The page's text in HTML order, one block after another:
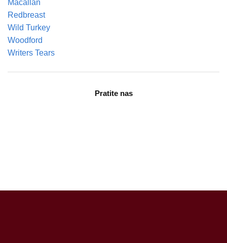
Macallan
Redbreast
Wild Turkey
Woodford
Writers Tears
Pratite nas